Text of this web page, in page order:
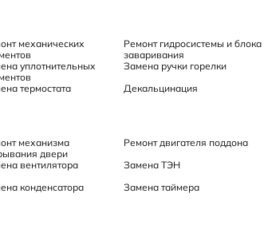
механических
Ремонт гидросистемы и блока
заваривания
уплотнительных
Замена ручки горелки
термостата Декальцинация
механизма
двери
Ремонт двигателя поддона
вентилятора Замена ТЭН
конденсатора Замена таймера